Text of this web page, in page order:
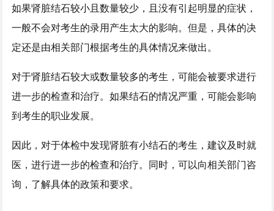
如果肾脏结石较小且数量较少，且没有引起明显的症状，
一般不会对考生的录用产生太大的影响。但是，具体的决
定还是由相关部门根据考生的具体情况来做出。
对于肾脏结石较大或数量较多的考生，可能会被要求进行
进一步的检查和治疗。如果结石的情况严重，可能会影响
到考生的职业发展。
因此，对于体检中发现肾脏有小结石的考生，建议及时就
医，进行进一步的检查和治疗。同时，可以向相关部门咨
询，了解具体的政策和要求。